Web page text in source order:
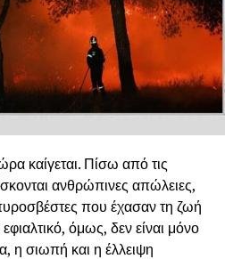
καίγεται. Πίσω από τις
ανθρώπινες απώλειες,
που έχασαν τη ζωή
όμως, δεν είναι μόνο
η σιωπή και η έλλειψη